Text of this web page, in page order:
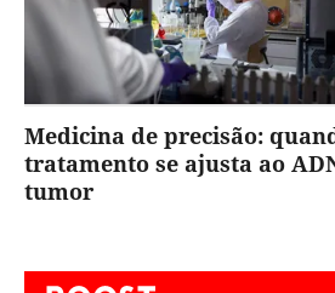
Medicina de precisão:
tratamento se ajusta ao
tumor